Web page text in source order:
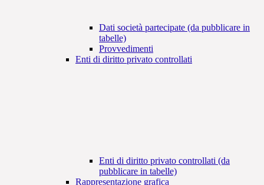
Dati società partecipate (da pubblicare in
tabelle)
Provvedimenti
Enti di diritto privato controllati
Enti di diritto privato controllati (da
pubblicare in tabelle)
Rappresentazione grafica